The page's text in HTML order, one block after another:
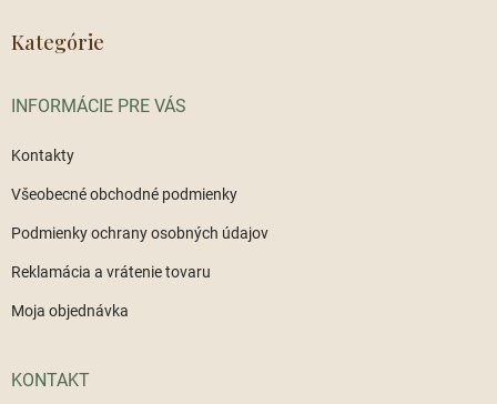
Kategórie
INFORMÁCIE PRE VÁS
Kontakty
Všeobecné obchodné podmienky
Podmienky ochrany osobných údajov
Reklamácia a vrátenie tovaru
Moja objednávka
KONTAKT